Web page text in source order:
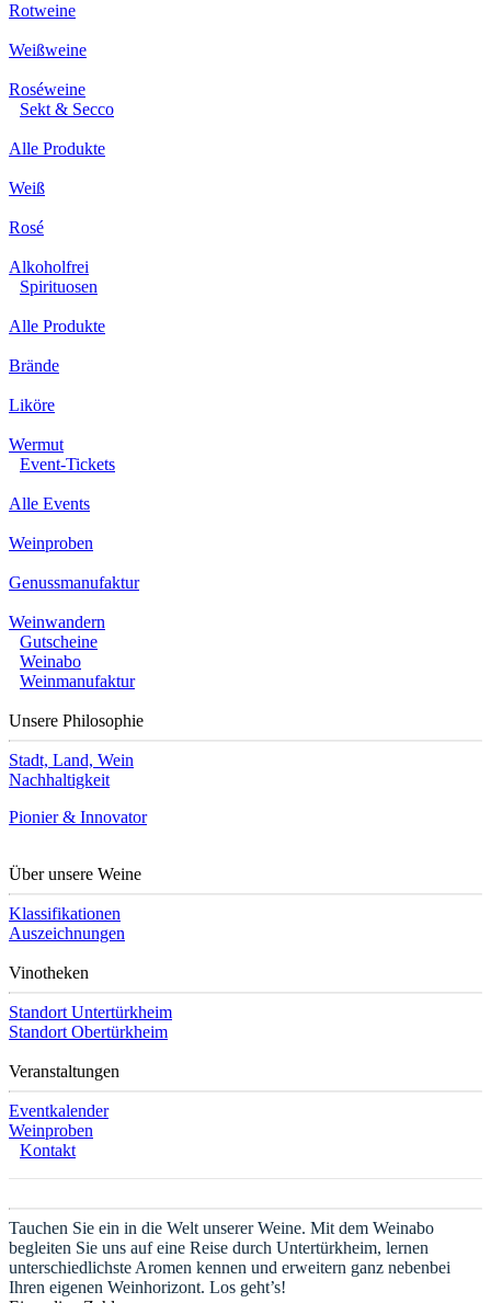
Rotweine
Weißweine
Roséweine
Sekt & Secco
Alle Produkte
Weiß
Rosé
Alkoholfrei
Spirituosen
Alle Produkte
Brände
Liköre
Wermut
Event-Tickets
Alle Events
Weinproben
Genussmanufaktur
Weinwandern
Gutscheine
Weinabo
Weinmanufaktur
Unsere Philosophie
Stadt, Land, Wein
Nachhaltigkeit
Pionier & Innovator
Über unsere Weine
Klassifikationen
Auszeichnungen
Vinotheken
Standort Untertürkheim
Standort Obertürkheim
Veranstaltungen
Eventkalender
Weinproben
Kontakt
Tauchen Sie ein in die Welt unserer Weine. Mit dem Weinabo
begleiten Sie uns auf eine Reise durch Untertürkheim, lernen
unterschiedlichste Aromen kennen und erweitern ganz nebenbei
Ihren eigenen Weinhorizont. Los geht’s!